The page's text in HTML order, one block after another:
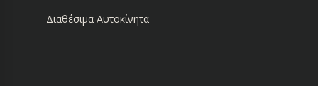
Διαθέσιμα Αυτοκίνητα